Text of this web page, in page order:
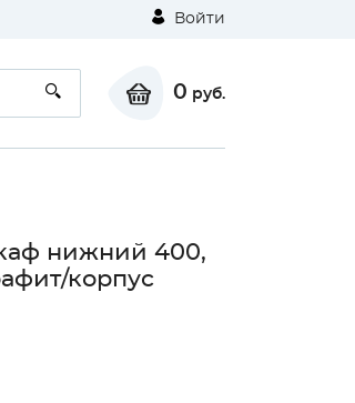
Войти
0 руб.
нижний 400,
корпус